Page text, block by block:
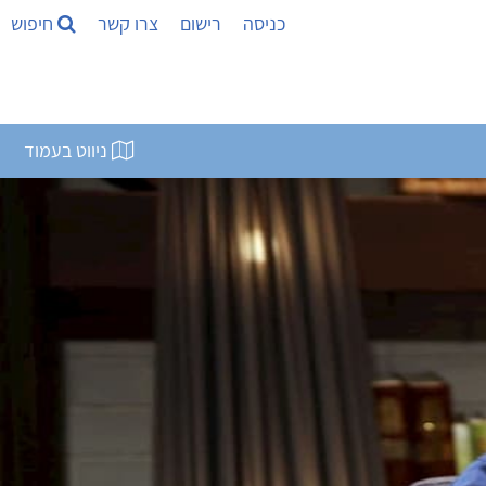
כניסה רישום צרו קשר חיפוש
ניווט בעמוד